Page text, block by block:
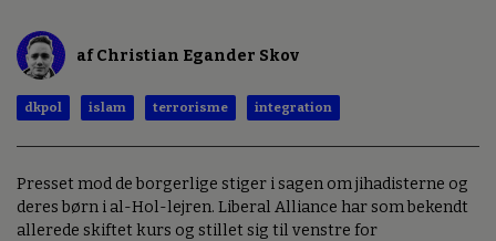
af Christian Egander Skov
dkpol islam terrorisme integration
Presset mod de borgerlige stiger i sagen om jihadisterne og
deres børn i al-Hol-lejren. Liberal Alliance har som bekendt
allerede skiftet kurs og stillet sig til venstre for